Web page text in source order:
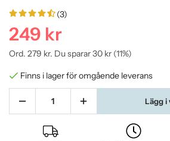
(3)
249 kr
Ord. 279 kr. Du sparar30 kr (11%)
Finns i lager för omgående leverans
Lägg i